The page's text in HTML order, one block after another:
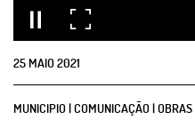
25 MAIO2021
MUNICIPIO | COMUNICAÇÃO |